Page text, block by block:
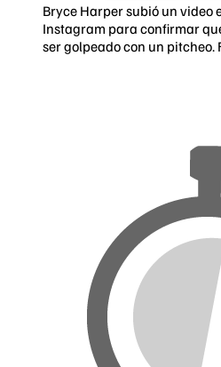
Bryce Harper subió un video
Instagram para confirmar
ser golpeado con un pitcheo.